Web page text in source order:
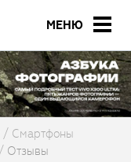
МЕНЮ
Смартфоны
Отзывы